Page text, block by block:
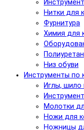
Нитки для
Фурнитура
Химия для
Полиуретан
Низ обуви
Инструменты по
Иглы, шило
Молотки
Ножи для
Ножницы